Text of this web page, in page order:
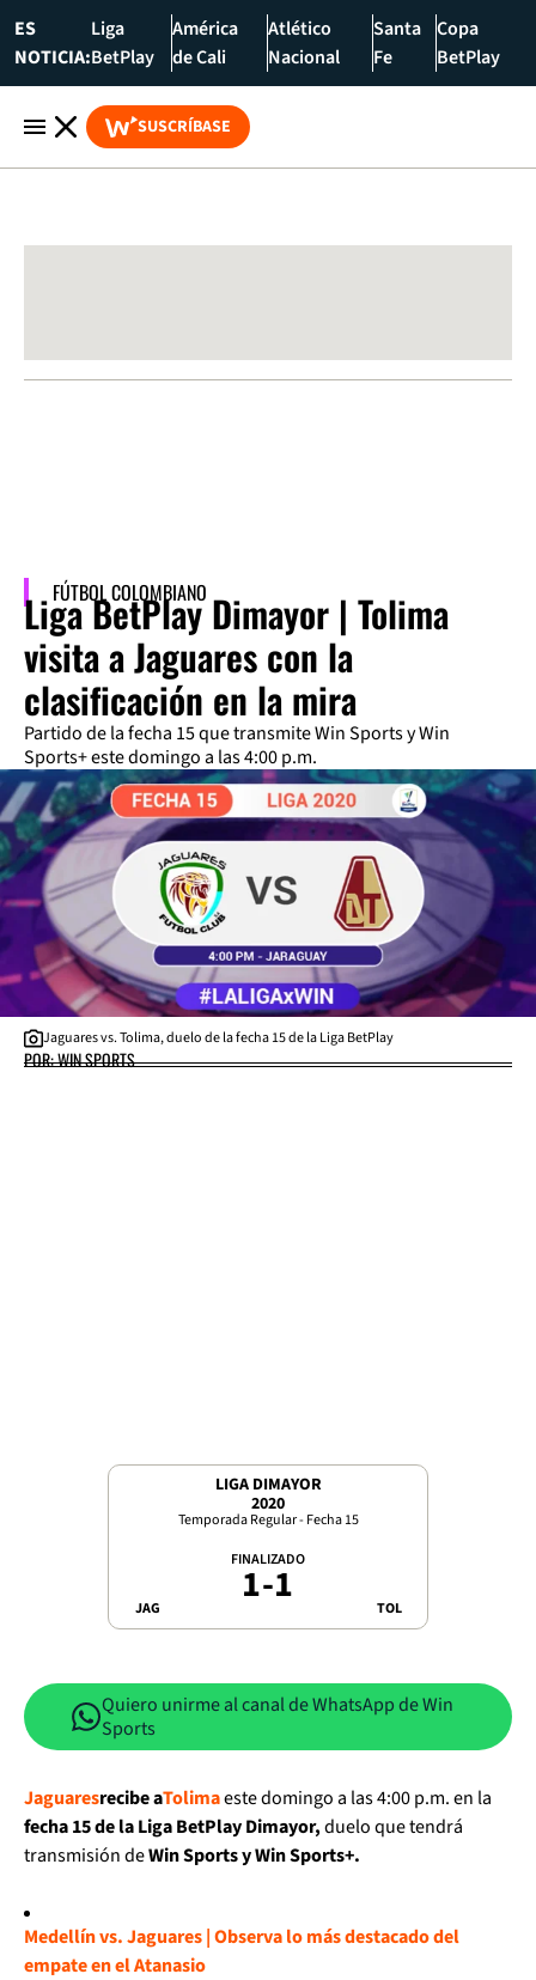
ES
NOTICIA:
Liga
BetPlay
América
de Cali
Atlético
Nacional
Santa
Fe
Copa
BetPlay
SUSCRÍBASE
FÚTBOL COLOMBIANO
Liga BetPlay Dimayor | Tolima
visita a Jaguares con la
clasificación en la mira
Partido de la fecha 15 que transmite Win Sports y Win
Sports+ este domingo a las 4:00 p.m.
Jaguares vs. Tolima, duelo de la fecha 15 de la Liga BetPlay
POR: WIN SPORTS
LIGA DIMAYOR
2020
Temporada Regular - Fecha 15
JAG
FINALIZADO
1-1 TOL
Quiero unirme al canal de WhatsApp de Win
Sports
Jaguaresrecibe aTolimaeste domingo a las 4:00 p.m. en la
fecha 15 de la Liga BetPlay Dimayor,duelo que tendrá
transmisión deWin Sports y Win Sports+.
Medellín vs. Jaguares | Observa lo más destacado del
empate en el Atanasio